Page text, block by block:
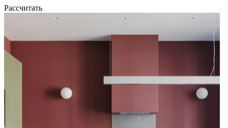
Рассчитать